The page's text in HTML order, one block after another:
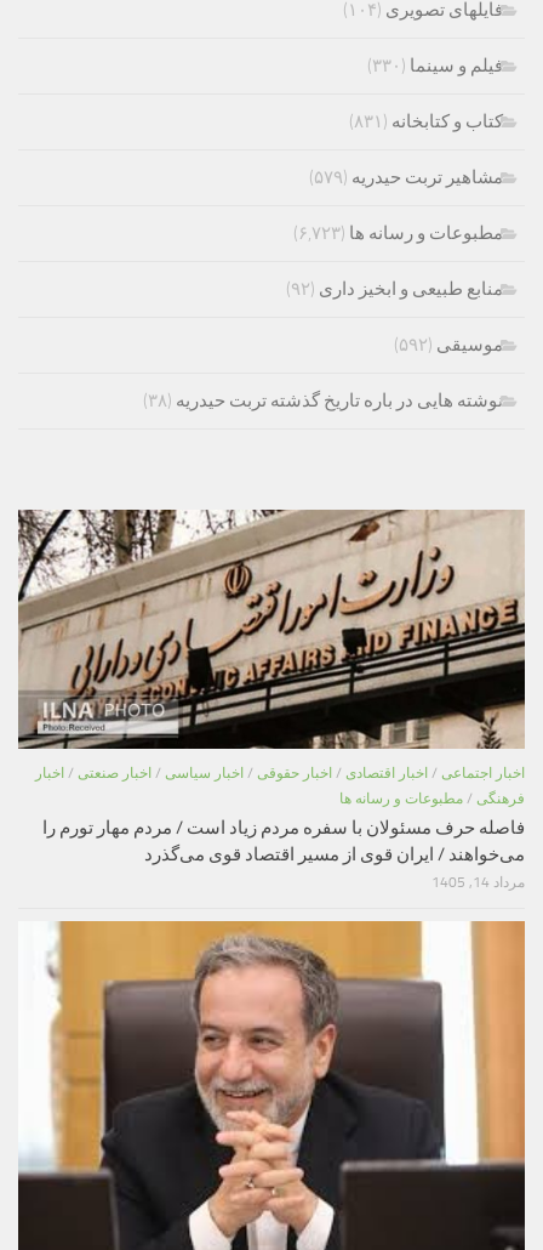
فایلهای تصویری (۱۰۴)
فیلم و سینما (۳۳۰)
کتاب و کتابخانه (۸۳۱)
مشاهیر تربت حیدریه (۵۷۹)
مطبوعات و رسانه ها (۶,۷۲۳)
منابع طبیعی و ابخیز داری (۹۲)
موسیقی (۵۹۲)
نوشته هایی در باره تاریخ گذشته تربت حیدریه (۳۸)
اخبار اجتماعی / اخبار اقتصادی / اخبار حقوقی / اخبار سیاسی / اخبار صنعتی / اخبار
فرهنگی / مطبوعات و رسانه ها
فاصله حرف مسئولان با سفره مردم زیاد است / مردم مهار تورم را
می‌خواهند / ایران قوی از مسیر اقتصاد قوی می‌گذرد
مرداد 14, 1405